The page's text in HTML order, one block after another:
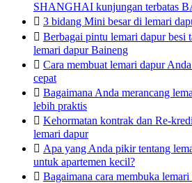
SHANGHAI kunjungan terbatas
 3 bidang Mini besar di lemari
 Berbagai pintu lemari dapur besi
lemari dapur Baineng
 Cara membuat lemari dapur
cepat
 Bagaimana Anda merancang
lebih praktis
 Kehormatan kontrak dan Re-
lemari dapur
 Apa yang Anda pikir tentang
untuk apartemen kecil?
 Bagaimana cara membuka